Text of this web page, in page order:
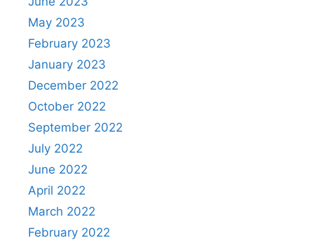
May 2023
February 2023
January 2023
December 2022
October 2022
September 2022
July 2022
June 2022
April 2022
March 2022
February 2022